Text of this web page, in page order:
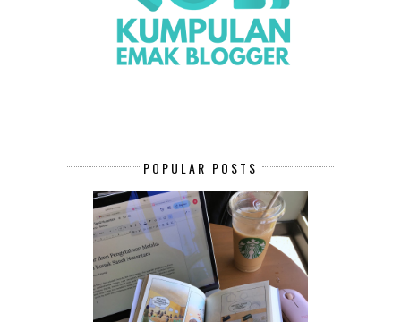
POPULAR POSTS